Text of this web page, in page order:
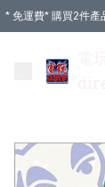
* 免運費* 購買2件產